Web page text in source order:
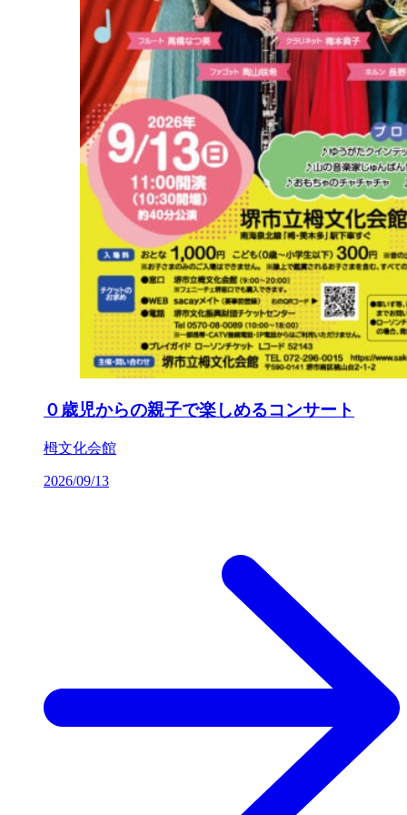
０歳児からの親子で楽しめるコンサート
栂文化会館
2026/09/13